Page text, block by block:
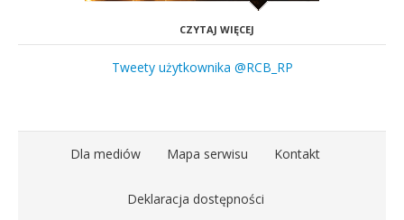
CZYTAJ WIĘCEJ
Tweety użytkownika @RCB_RP
Dla mediów Mapa serwisu Kontakt
Deklaracja dostępności